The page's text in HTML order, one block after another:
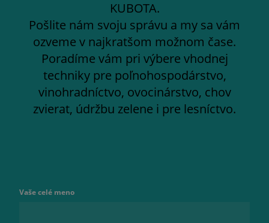
KUBOTA.
Pošlite nám svoju správu a my sa vám
ozveme v najkratšom možnom čase.
Poradíme vám pri výbere vhodnej
techniky pre poľnohospodárstvo,
vinohradníctvo, ovocinárstvo, chov
zvierat, údržbu zelene i pre lesníctvo.
Vaše celé meno